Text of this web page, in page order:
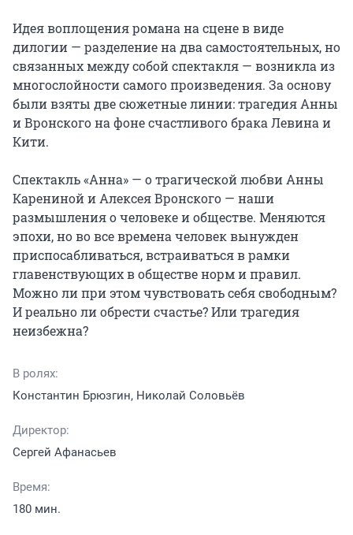
Идея воплощения романа на сцене в виде
дилогии — разделение на два самостоятельных, но
связанных между собой спектакля — возникла из
многослойности самого произведения. За основу
были взяты две сюжетные линии: трагедия Анны
и Вронского на фоне счастливого брака Левина и
Кити.
Спектакль «Анна» — о трагической любви Анны
Карениной и Алексея Вронского — наши
размышления о человеке и обществе. Меняются
эпохи, но во все времена человек вынужден
приспосабливаться, встраиваться в рамки
главенствующих в обществе норм и правил.
Можно ли при этом чувствовать себя свободным?
И реально ли обрести счастье? Или трагедия
неизбежна?
В ролях:
Константин Брюзгин, Николай Соловьёв
Директор:
Сергей Афанасьев
Время:
180 мин.